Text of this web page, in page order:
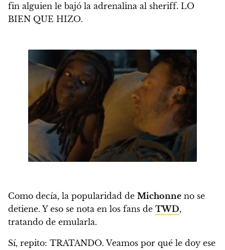
fin alguien le bajó la adrenalina al sheriff. LO
BIEN QUE HIZO.
Como decía, la popularidad de Michonne no se
detiene. Y eso se nota en los fans de TWD,
tratando de emularla.
Sí, repito: TRATANDO. Veamos por qué le doy ese